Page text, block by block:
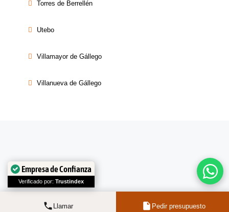
Torres de Berrellén
Utebo
Villamayor de Gállego
Villanueva de Gállego
Llamar Pedir presupuesto
Empresa de Confianza
Verificado por: Trustindex